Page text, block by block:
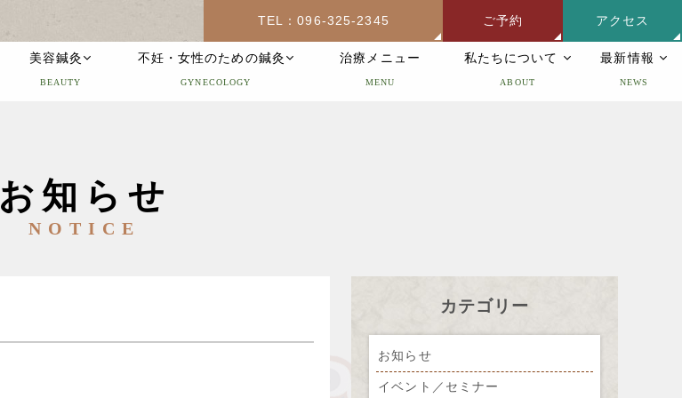
TEL：096-325-2345 ご予約 アクセス
美容鍼灸
BEAUTY
不妊・女性のための鍼灸
GYNECOLOGY
治療メニュー
MENU
私たちについて
ABOUT
最新情報
NEWS
お知らせ
NOTICE
カテゴリー
お知らせ
イベント／セミナー